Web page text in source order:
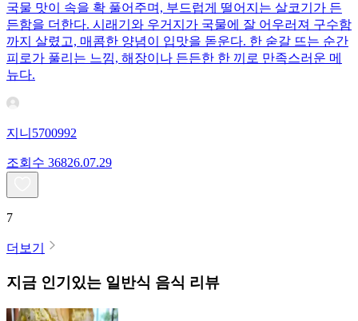
국물 맛이 속을 확 풀어주며, 부드럽게 떨어지는 살코기가 든
든함을 더한다. 시래기와 우거지가 국물에 잘 어우러져 구수함
까지 살렸고, 매콤한 양념이 입맛을 돋운다. 한 숟갈 뜨는 순간
피로가 풀리는 느낌, 해장이나 든든한 한 끼로 만족스러운 메
뉴다.
지니5700992
조회수 36826.07.29
7
더보기
지금 인기있는 일반식 음식 리뷰